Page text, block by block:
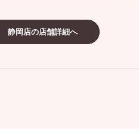
静岡店の店舗詳細へ